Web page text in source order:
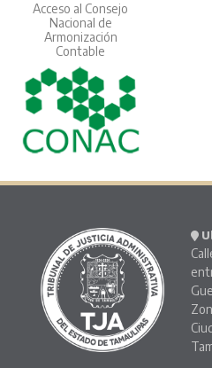
Acceso al Consejo
Nacional de
Armonización
Contable